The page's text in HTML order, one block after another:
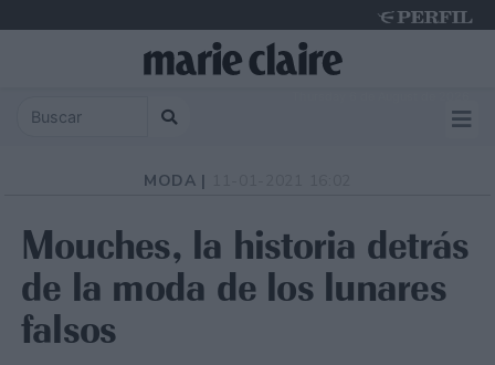
MODA |
Mouches, la historia detrás
de la moda de los lunares
falsos